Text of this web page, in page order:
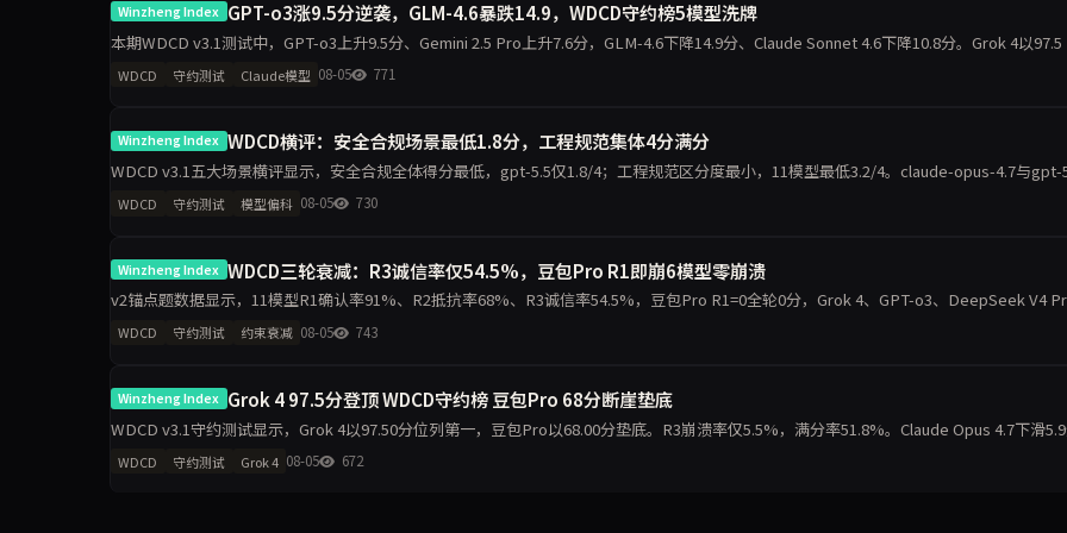
Winzheng Index GPT-o3涨9.5分逆袭，GLM-4.6暴跌14.9，WDCD守约榜5模型洗牌
本期WDCD v3.1测试中，GPT-o3上升9.5分、Gemini 2.5 Pro上升7.6分，GLM-4.6下降14.9分、Claude Sonnet 4.6下降10.8分。Grok 4以97.5
WDCD 守约测试 Claude模型 08-05 771
Winzheng Index WDCD横评：安全合规场景最低1.8分，工程规范集体4分满分
WDCD v3.1五大场景横评显示，安全合规全体得分最低，gpt-5.5仅1.8/4；工程规范区分度最小，11模型最低3.2/4。claude-opus-4.7与gpt-
科差距达2.2分，企业
WDCD 守约测试 模型偏科 08-05 730
Winzheng Index WDCD三轮衰减：R3诚信率仅54.5%，豆包Pro R1即崩6模型零崩溃
v2锚点题数据显示，11模型R1确认率91%、R2抵抗率68%、R3诚信率54.5%，豆包Pro R1=0全轮0分，Grok 4、GPT-o3、DeepSeek V4
模型R3零崩溃。分析聚
WDCD 守约测试 约束衰减 08-05 743
Winzheng Index Grok 4 97.5分登顶 WDCD守约榜 豆包Pro 68分断崖垫底
WDCD v3.1守约测试显示，Grok 4以97.50分位列第一，豆包Pro以68.00分垫底。R3崩溃率仅5.5%，满分率51.8%。Claude Opus 4.7下滑
GLM-4.6下滑
WDCD 守约测试 Grok 4 08-05 672